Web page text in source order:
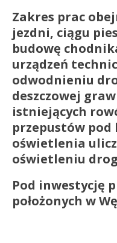
Zakres prac
jezdni, ciągu
budowę
urządzeń
odwodnieniu
deszczowej
istniejących
przepustów
oświetlenia
oświetleniu
Pod inwestycję
położonych w